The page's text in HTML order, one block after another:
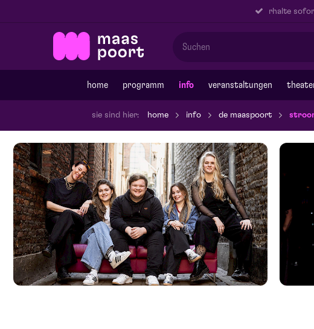
rhalte
home programm info veranstaltungen
sie sind hier: home info de maaspoort